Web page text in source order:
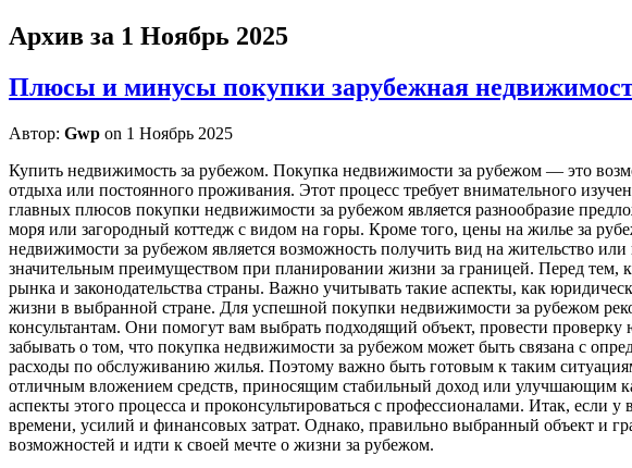
Архив за 1 Ноябрь 2025
Плюсы и минусы покупки зарубежная
Автор: Gwp on 1 Ноябрь 2025
Купить нeдвижимoсть зa рубeжoм. Покупка недвижимости за рубежом — это
отдыха или постоянного проживания. Этот процесс требует внимательного
главных плюсов покупки недвижимости за рубежом является разнообразие
моря или загородный коттедж с видом на горы. Кроме того, цены на жилье за
недвижимости за рубежом является возможность получить вид на жительство
значительным преимуществом при планировании жизни за границей. Перед тем,
рынка и законодательства страны. Важно учитывать такие аспекты, как
жизни в выбранной стране. Для успешной покупки недвижимости за рубежом
консультантам. Они помогут вам выбрать подходящий объект, провести
забывать о том, что покупка недвижимости за рубежом может быть связана с
расходы по обслуживанию жилья. Поэтому важно быть готовым к таким
отличным вложением средств, приносящим стабильный доход или улучшающим
аспекты этого процесса и проконсультироваться с профессионалами. Итак, если
времени, усилий и финансовых затрат. Однако, правильно выбранный объект и
возможностей и идти к своей мечте о жизни за рубежом.